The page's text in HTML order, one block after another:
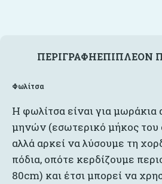
ΠΕΡΙΓΡΑΦΉΕΠΙΠΛΈΟΝ
Φωλίτσα
Η φωλίτσα είναι για μωράκια
μηνών (εσωτερικό μήκος του
αλλά αρκεί να λύσουμε τη
πόδια, οπότε κερδίζουμε
80cm) και έτσι μπορεί να